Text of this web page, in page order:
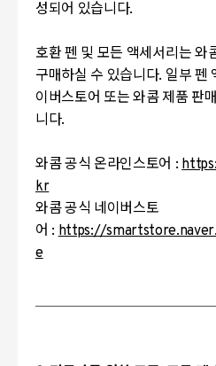
성되어 있습니다.
호환 펜 및 모든 액세서리는 와
구매하실 수 있습니다. 일부 펜
이버스토어 또는 와콤 제품 판
니다.
와콤 공식 온라인스토어 :
kr
와콤 공식 네이버스토
어 :https://
e